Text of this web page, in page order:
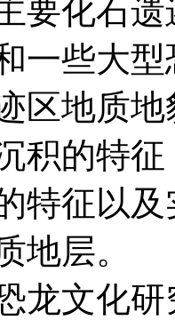
要化石
一些大
地质地
积的特
特征以
地层。
文化研